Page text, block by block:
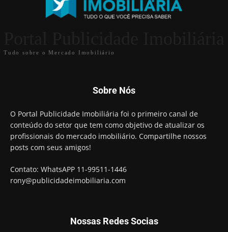
Tudo sobre o Mercado Imobiliário
Sobre Nós
O Portal Publicidade Imobiliária foi o primeiro canal de
conteúdo do setor que tem como objetivo de atualizar os
profissionais do mercado imobiliário. Compartilhe nossos
posts com seus amigos!
Contato: WhatsAPP 11-99511-1446
rony@publicidadeimobiliaria.com
Nossas Redes Socias